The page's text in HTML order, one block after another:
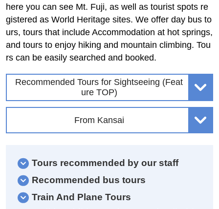
here you can see Mt. Fuji, as well as tourist spots re
gistered as World Heritage sites. We offer day bus to
urs, tours that include Accommodation at hot springs,
and tours to enjoy hiking and mountain climbing. Tou
rs can be easily searched and booked.
Recommended Tours for Sightseeing (Feat
ure TOP)
From Kansai
Tours recommended by our staff
Recommended bus tours
Train And Plane Tours